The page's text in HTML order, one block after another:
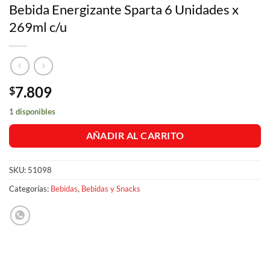
Bebida Energizante Sparta 6 Unidades x
269ml c/u
$7.809
1 disponibles
AÑADIR AL CARRITO
SKU: 51098
Categorías: Bebidas, Bebidas y Snacks